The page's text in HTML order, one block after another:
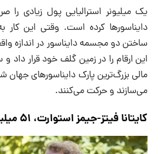
یک میلیونر استرالیایی پول زیادی
دایناسورها کرده است. وقتی این کار
ساختن دو مجسمه دایناسور در اندازه
این ارقام را در زمین گلف خود قرار
می‌سازند و حرکت می‌کنند.
کایتانا فیتز-جیمز استوارت، ۵۱ میلیارد دلار